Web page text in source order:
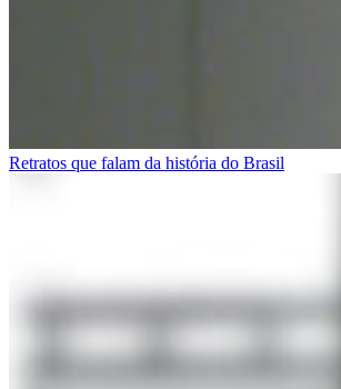
Retratos que falam da história do Brasil